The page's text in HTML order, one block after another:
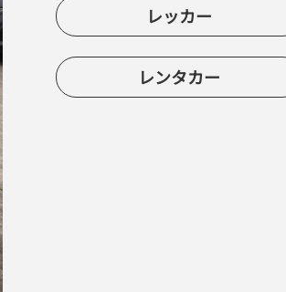
レッカー
レンタカー